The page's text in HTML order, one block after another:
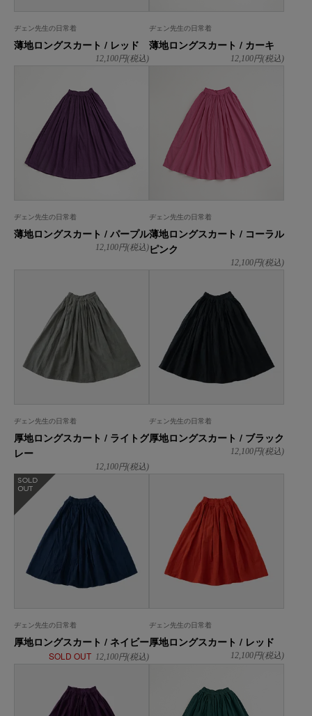
ヂェン先生の日常着
薄地ロングスカート / レッド
12,100円(税込)
ヂェン先生の日常着
薄地ロングスカート / カーキ
12,100円(税込)
ヂェン先生の日常着
薄地ロングスカート / パープル
12,100円(税込)
ヂェン先生の日常着
薄地ロングスカート / コーラル
ピンク
12,100円(税込)
ヂェン先生の日常着
厚地ロングスカート / ライトグ
レー
12,100円(税込)
ヂェン先生の日常着
厚地ロングスカート / ブラック
12,100円(税込)
ヂェン先生の日常着
厚地ロングスカート / ネイビー
SOLD OUT 12,100円(税込)
ヂェン先生の日常着
厚地ロングスカート / レッド
12,100円(税込)